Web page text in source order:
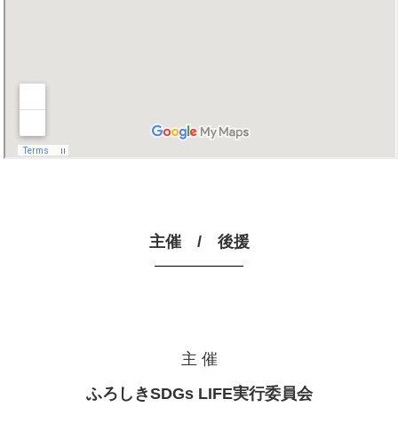
主催 / 後援
主 催
ふろしきSDGs LIFE実行委員会